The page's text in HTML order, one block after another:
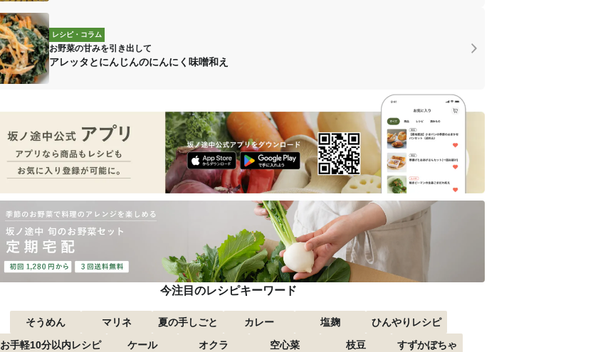
レシピ・コラム
お野菜の甘みを引き出して
アレッタとにんじんのにんにく味噌和え
今注目のレシピキーワード
そうめん マリネ 夏の手しごと カレー 塩麹
ひんやりレシピ
お手軽10分以内レシピ
ケール オクラ 空心菜 枝豆
すずかぼちゃ